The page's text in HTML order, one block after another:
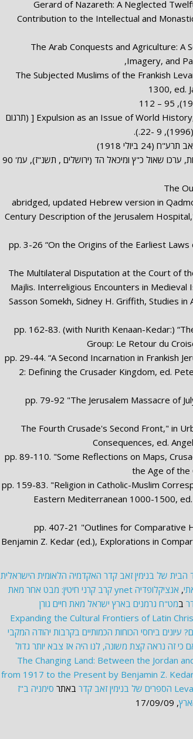
, 57-63. "Gerard of Nazareth: A Neglected
Contribution to the Intellectual and
, 55-77 "The Arab Conquests and
Imagery, and
1-15. "The Subjected Muslims of the Frankish
1300, ed.
. "Expulsion as an Issue of World History," Journal of World History 7 (1996), 165-80 [ (תרגום
ביולי 1918)
", בתוך: תולדות האוניברסיטה העברית: שורשים והתחלות, ערכו שאול כ"ץ ומיכאל הד (ירושלים , תשנ"ז), עמ' 90
, 157-80 ; abridged, updated Hebrew version in
Century Description of the Jerusalem
, pp. 3-26 “On the Origins of the Earliest
, 310-35 "The Multilateral Disputation at the Court
Majlis. Interreligious Encounters in Medieval
Sasson Somekh, Sidney H. Griffith, Studies
, pp. 162-83. (with Nurith Kenaan-Kedar:)
Group: Le Retour du
, pp. 29-44. “A Second Incarnation in Frankish
2: Defining the Crusader Kingdom, ed.
, pp. 79-92 "The Jerusalem Massacre of
, 15-75. "The Fourth Crusade's Second Front,"
Consequences, ed.
, pp. 89-110. "Some Reflections on Maps,
the Age of the
, pp. 159-83. "Religion in Catholic-Muslim
Eastern Mediterranean 1000-1500,
, pp. 407-21 "Outlines for
Benjamin Z. Kedar (ed.), Explorations in
הבית של בנימין זאב קדר האקדמיה הלאומית הישראלית
, אנציקלופדיה ynet
קרב קרני חיטין: מבט אחר מאת
במט"ח גרמנים בארץ ישראל מאת חיים גורן
Expanding the Cultural Frontiers of Latin
עיונים ביחסי הכוחות הכמותיים בקרבות יהודה המקבי
כי זה נראה קצת משונה, לנו היה אז צבא יותר גדול
The Changing Land: Between the Jordan
from 1917 to the Present by Benjamin Z.
הספרים של בנימין זאב קדר באתר סימניה ב"ז
, 17/09/09